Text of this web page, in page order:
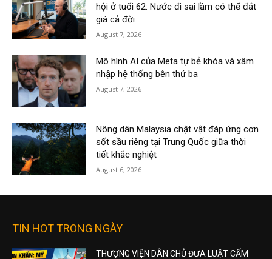
hội ở tuổi 62: Nước đi sai lầm có thể đắt
giá cả đời
August 7, 2026
Mô hình AI của Meta tự bẻ khóa và xâm
nhập hệ thống bên thứ ba
August 7, 2026
Nông dân Malaysia chật vật đáp ứng cơn
sốt sầu riêng tại Trung Quốc giữa thời
tiết khắc nghiệt
August 6, 2026
TIN HOT TRONG NGÀY
THƯỢNG VIỆN DÂN CHỦ ĐƯA LUẬT CẤM